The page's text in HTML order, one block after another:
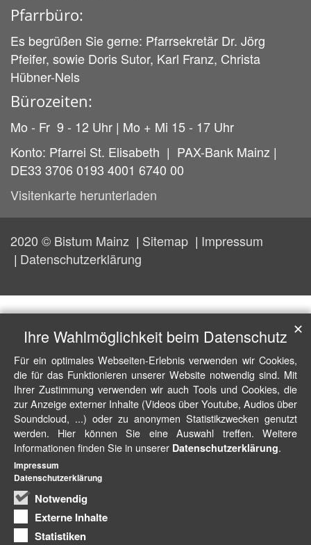
Pfarrbüro:
Es begrüßen Sie gerne: Pfarrsekretär Dr. Jörg
Pfeifer, sowie Doris Sutor, Karl Franz, Christa
Hübner-Nels
Bürozeiten:
Mo - Fr 9 - 12 Uhr | Mo + Mi 15 - 17 Uhr
Konto: Pfarrei St. Elisabeth | PAX-Bank Mainz |
DE33 3706 0193 4001 6740 00
Visitenkarte herunterladen
2020 © Bistum Mainz Sitemap
Impressum
Datenschutzerklärung
Ihre Wahlmöglichkeit beim Datenschutz
Für ein optimales Webseiten-Erlebnis verwenden wir Cookies,
die für das Funktionieren unserer Website notwendig sind. Mit
Ihrer Zustimmung verwenden wir auch Tools und Cookies, die
zur Anzeige externer Inhalte (Videos über Youtube, Audios über
Soundcloud, ...) oder zu anonymen Statistikzwecken genutzt
werden. Hier können Sie eine Auswahl treffen. Weitere
Informationen finden Sie in unserer Datenschutzerklärung.
Notwendig
Externe Inhalte
Statistiken
✕
Impressum
Datenschutzerklärung